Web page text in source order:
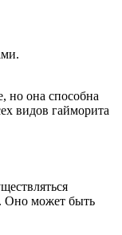
но она способна
видов гайморита
Оно может быть